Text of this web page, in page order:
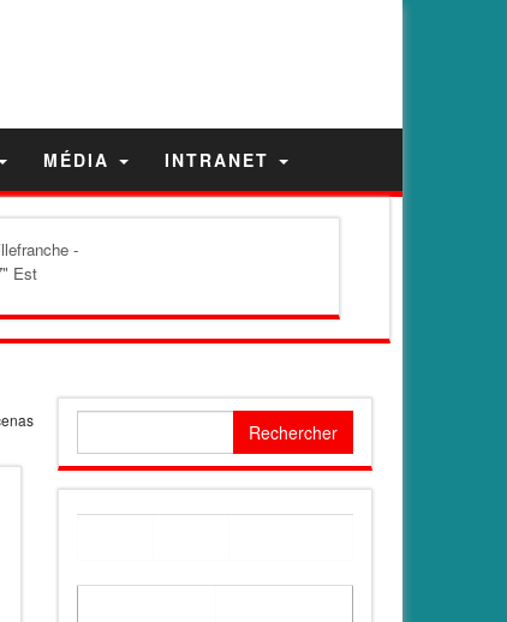
MÉDIA INTRANET
-
Est